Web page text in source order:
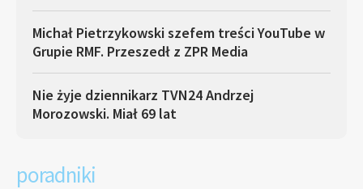
Michał Pietrzykowski szefem treści YouTube w
Grupie RMF. Przeszedł z ZPR Media
Nie żyje dziennikarz TVN24 Andrzej
Morozowski. Miał 69 lat
poradniki